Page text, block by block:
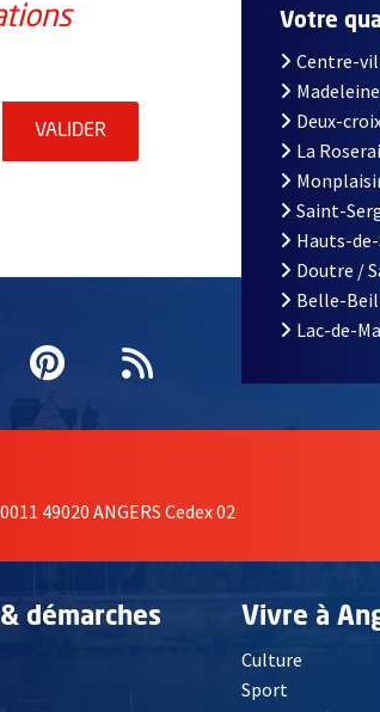
de la ville d'Angers, indiquez votre email
VALIDER ENVOYER MA DEMANDE
fenêtre
nouvelle fenêtre
une nouvelle fenêtre
Pinterest
, Ouvre une nouvelle
Flux RSS
Votre
Centre-
Deux-
La
Saint-
Hauts-
Doutre /
Belle-
Lac-de-
49020 ANGERS Cedex 02
démarches Vivre à
Culture
Sport